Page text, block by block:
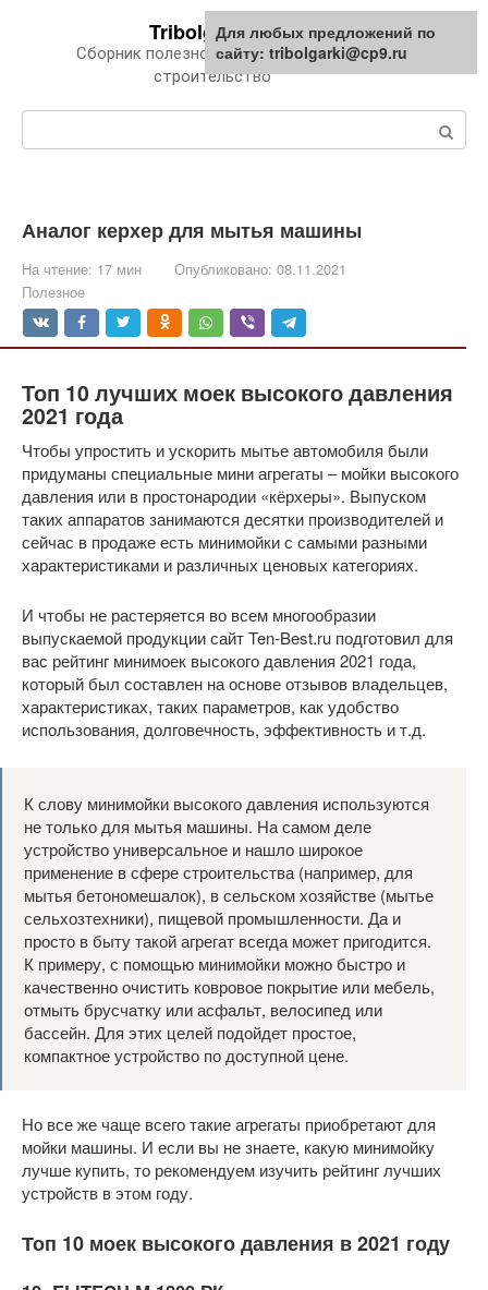
Tribolgarki.ru
Сборник полезной информации про
строительство
Аналог керхер для мытья машины
На чтение: 17 мин Опубликовано: 08.11.2021
Полезное
Топ 10 лучших моек высокого давления
2021 года
Чтобы упростить и ускорить мытье автомобиля были
придуманы специальные мини агрегаты – мойки высокого
давления или в простонародии «кёрхеры». Выпуском
таких аппаратов занимаются десятки производителей и
сейчас в продаже есть минимойки с самыми разными
характеристиками и различных ценовых категориях.
И чтобы не растеряется во всем многообразии
выпускаемой продукции сайт Ten-Best.ru подготовил для
вас рейтинг минимоек высокого давления 2021 года,
который был составлен на основе отзывов владельцев,
характеристиках, таких параметров, как удобство
использования, долговечность, эффективность и т.д.
К слову минимойки высокого давления используются
не только для мытья машины. На самом деле
устройство универсальное и нашло широкое
применение в сфере строительства (например, для
мытья бетономешалок), в сельском хозяйстве (мытье
сельхозтехники), пищевой промышленности. Да и
просто в быту такой агрегат всегда может пригодится.
К примеру, с помощью минимойки можно быстро и
качественно очистить ковровое покрытие или мебель,
отмыть брусчатку или асфальт, велосипед или
бассейн. Для этих целей подойдет простое,
компактное устройство по доступной цене.
Но все же чаще всего такие агрегаты приобретают для
мойки машины. И если вы не знаете, какую минимойку
лучше купить, то рекомендуем изучить рейтинг лучших
устройств в этом году.
Топ 10 моек высокого давления в 2021 году
Для любых предложений по
сайту: tribolgarki@cp9.ru